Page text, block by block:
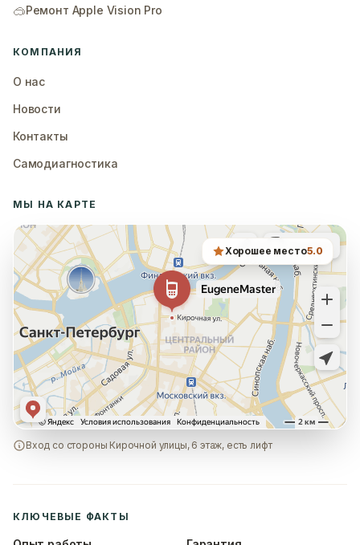
🥽Ремонт Apple Vision Pro
КОМПАНИЯ
О нас
Новости
Контакты
Самодиагностика
МЫ НА КАРТЕ
Хорошее место5.0
Вход со стороны Кирочной улицы, 6 этаж, есть лифт
КЛЮЧЕВЫЕ ФАКТЫ